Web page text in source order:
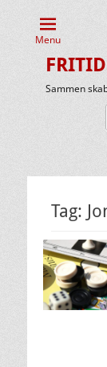
Menu
Sammen
Tag: